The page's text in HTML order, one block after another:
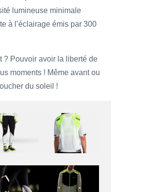
lumineuse minimale
à l’éclairage émis par 300
? Pouvoir avoir la liberté de
moments ! Même avant ou
du soleil !